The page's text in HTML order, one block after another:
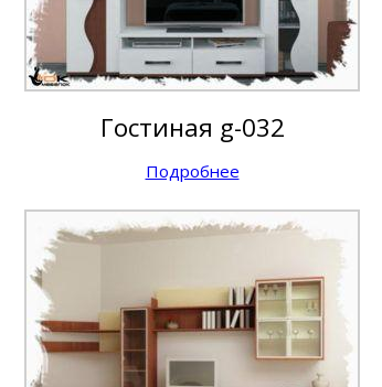
Гостиная g-032
Подробнее